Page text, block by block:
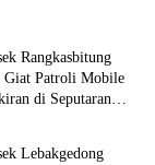
Rangkasbitung
Giat Patroli Mobile
di Seputaran
Lebakgedong